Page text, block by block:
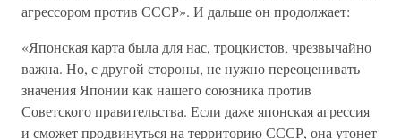
агрессором против СССР». И дальше он продолжает:
«Японская карта была для нас, троцкистов, чрезвычайно
важна. Но, с другой стороны, не нужно переоценивать
значения Японии как нашего союзника против
Советского правительства. Если даже японская агрессия
и сможет продвинуться на территорию СССР, она утонет